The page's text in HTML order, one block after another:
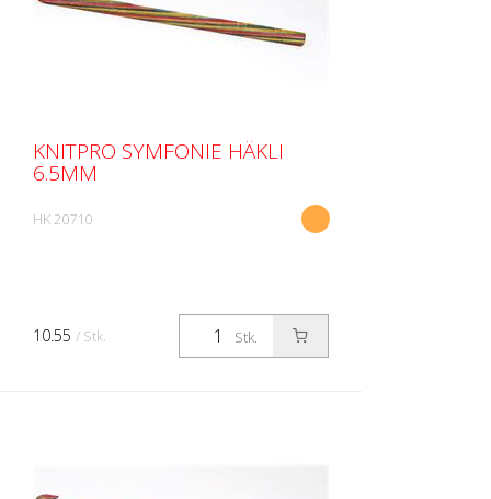
KNITPRO SYMFONIE HÄKLI
6.5MM
HK 20710
Stk.
10.55 / Stk.